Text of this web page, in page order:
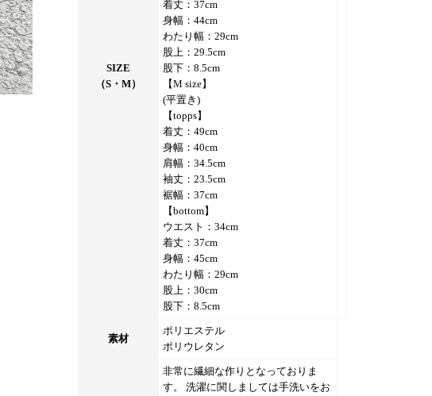
SIZE
（S・M）
着丈：37cm
身幅：44cm
わたり幅：29cm
股上：29.5cm
股下：8.5cm
【M size】
(平置き)
【topps】
着丈：49cm
身幅：40cm
肩幅：34.5cm
袖丈：23.5cm
裾幅：37cm
【bottom】
ウエスト：34cm
着丈：37cm
身幅：45cm
わたり幅：29cm
股上：30cm
股下：8.5cm
素材
ポリエステル
ポリウレタン
非常に繊細な作りとなっておりま
す。 洗濯に関しましては手洗いをお